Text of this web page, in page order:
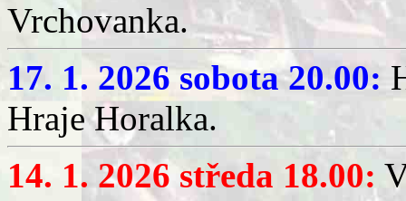
Vrchovanka.
17. 1. 2026 sobota 20.00:
Hraje Horalka.
14. 1. 2026 středa 18.00: